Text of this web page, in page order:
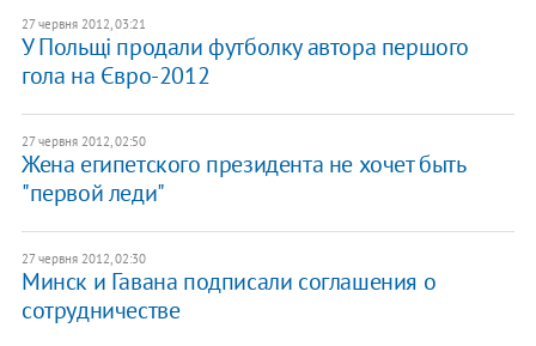
27 червня 2012, 03:21
У Польщі продали футболку автора першого
гола на Євро-2012
27 червня 2012, 02:50
Жена египетского президента не хочет быть
"первой леди"
27 червня 2012, 02:30
Минск и Гавана подписали соглашения о
сотрудничестве